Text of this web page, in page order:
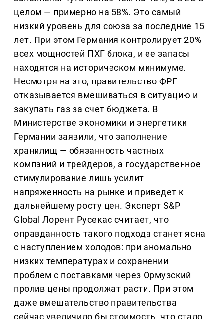
целом — примерно на 58%. Это самый
низкий уровень для союза за последние 15
лет. При этом Германия контролирует 20%
всех мощностей ПХГ блока, и ее запасы
находятся на историческом минимуме.
Несмотря на это, правительство ФРГ
отказывается вмешиваться в ситуацию и
закупать газ за счет бюджета. В
Министерстве экономики и энергетики
Германии заявили, что заполнение
хранилищ — обязанность частных
компаний и трейдеров, а государственное
стимулирование лишь усилит
напряженность на рынке и приведет к
дальнейшему росту цен. Эксперт S&P
Global Лорент Русекас считает, что
оправданность такого подхода станет ясна
с наступлением холодов: при аномально
низких температурах и сохранении
проблем с поставками через Ормузский
пролив цены продолжат расти. При этом
даже вмешательство правительства
сейчас увеличило бы стоимость, что стало